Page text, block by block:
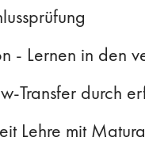
- Lernen in den
Transfer durch
Lehre mit